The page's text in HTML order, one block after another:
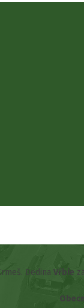
Dedina Vŕbie